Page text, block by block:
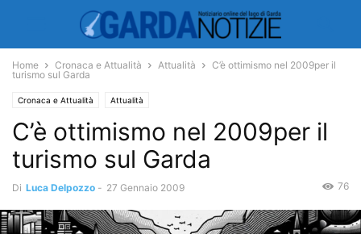
Home Cronaca e Attualità Attualità
C’è ottimismo nel 2009per il
turismo sul Garda
Cronaca e Attualità Attualità
C’è ottimismo nel 2009per il
turismo sul Garda
Di Luca Delpozzo - 27 Gennaio 2009 76